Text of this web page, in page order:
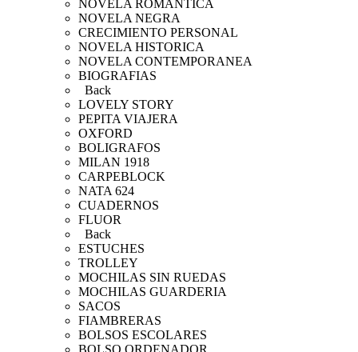
NOVELA ROMANTICA
NOVELA NEGRA
CRECIMIENTO PERSONAL
NOVELA HISTORICA
NOVELA CONTEMPORANEA
BIOGRAFIAS
Back
LOVELY STORY
PEPITA VIAJERA
OXFORD
BOLIGRAFOS
MILAN 1918
CARPEBLOCK
NATA 624
CUADERNOS
FLUOR
Back
ESTUCHES
TROLLEY
MOCHILAS SIN RUEDAS
MOCHILAS GUARDERIA
SACOS
FIAMBRERAS
BOLSOS ESCOLARES
BOLSO ORDENADOR